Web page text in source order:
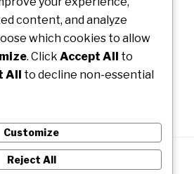
content, and analyze
which cookies to allow
. Click Accept All to
All to decline non-essential
Customize
Reject All